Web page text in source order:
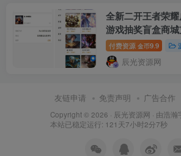
全新二开王者荣
游戏抽奖盲盒商
完美运营版
付费资源 金币9.9
辰光资源网
友链申请 免责声明 广告合作
Copyright © 2026 · 辰光资源网 · 由浩瀚
本站已稳定运行: 121天7小时2分7秒